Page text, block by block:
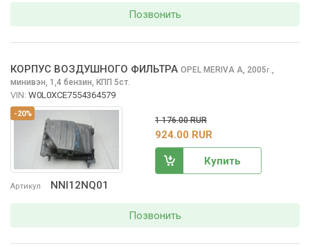
Позвонить
-20%
Артикул NNI12NQ01
КОРПУС ВОЗДУШНОГО ФИЛЬТРА OPEL MERIVA A, 2005г.
минивэн, 1,4 бензин, КПП 5ст.
VIN: W0L0XCE7554364579
1 176.00 RUR
924.00 RUR
Купить
Позвонить